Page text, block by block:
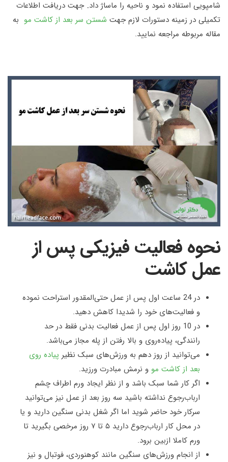
شامپویی استفاده نمود و ناحیه را ماساژ داد.جهت دریافت اطلاعات
تکمیلی در زمینه دستورات لازم جهت شستن سر بعد از کاشت مو به
مقاله مربوطه مراجعه نمایید.
نحوه فعالیت فیزیکی پس از
عمل کاشت
در 24 ساعت اول پس از عمل حتی‌المقدور استراحت نموده
و فعالیت‌های خود را شدیدا کاهش دهید.
در 10 روز اول پس از عمل فعالیت بدنی فقط در حد
رانندگی، پیاده‌روی و بالا رفتن از پله مجاز می‌باشد.
می‌توانید از روز دهم به ورزش‌های سبک نظیر پیاده‌ روی
بعد از کاشت مو و نرمش مبادرت ورزید.
اگر کار شما سبک باشد و از نظر ایجاد ورم اطراف چشم
ارباب‌رجوع نداشته باشید سه روز بعد از عمل نیز می‌توانید
سرکار خود حاضر شوید اما اگر شغل بدنی سنگین دارید و یا
در محل کار ارباب‌رجوع دارید ۵ تا ۷ روز مرخصی بگیرید تا
ورم کاملا ازبین برود.
از انجام ورزش‌های سنگین مانند کوهنوردی، فوتبال و نیز